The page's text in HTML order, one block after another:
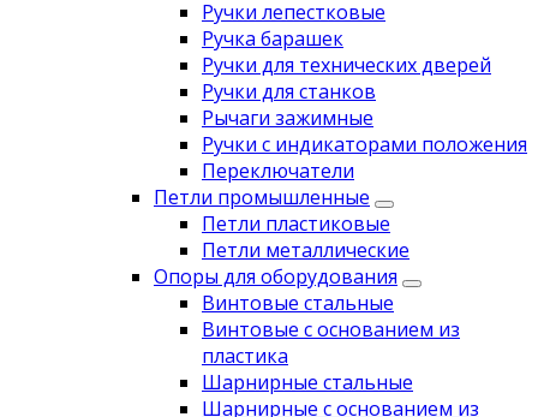
Ручки лепестковые
Ручка барашек
Ручки для технических дверей
Ручки для станков
Рычаги зажимные
Ручки с индикаторами положения
Переключатели
Петли промышленные
Петли пластиковые
Петли металлические
Опоры для оборудования
Винтовые стальные
Винтовые с основанием из
пластика
Шарнирные стальные
Шарнирные с основанием из